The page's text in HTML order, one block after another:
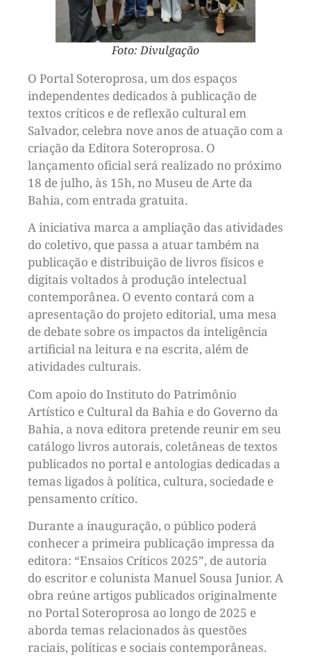
Foto: Divulgação
O Portal Soteroprosa, um dos espaços
independentes dedicados à publicação de
textos críticos e de reflexão cultural em
Salvador, celebra nove anos de atuação com a
criação da Editora Soteroprosa. O
lançamento oficial será realizado no próximo
18 de julho, às 15h, no Museu de Arte da
Bahia, com entrada gratuita.
A iniciativa marca a ampliação das atividades
do coletivo, que passa a atuar também na
publicação e distribuição de livros físicos e
digitais voltados à produção intelectual
contemporânea. O evento contará com a
apresentação do projeto editorial, uma mesa
de debate sobre os impactos da inteligência
artificial na leitura e na escrita, além de
atividades culturais.
Com apoio do Instituto do Patrimônio
Artístico e Cultural da Bahia e do Governo da
Bahia, a nova editora pretende reunir em seu
catálogo livros autorais, coletâneas de textos
publicados no portal e antologias dedicadas a
temas ligados à política, cultura, sociedade e
pensamento crítico.
Durante a inauguração, o público poderá
conhecer a primeira publicação impressa da
editora: “Ensaios Críticos 2025”, de autoria
do escritor e colunista Manuel Sousa Junior. A
obra reúne artigos publicados originalmente
no Portal Soteroprosa ao longo de 2025 e
aborda temas relacionados às questões
raciais, políticas e sociais contemporâneas.